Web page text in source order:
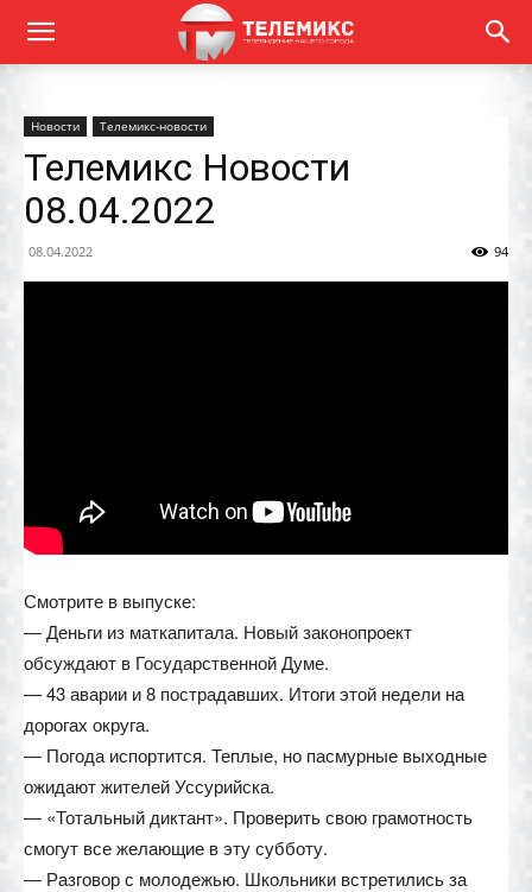
Новости Телемикс-новости
Телемикс Новости
08.04.2022
08.04.2022 94
Смотрите в выпуске:
— Деньги из маткапитала. Новый законопроект
обсуждают в Государственной Думе.
— 43 аварии и 8 пострадавших. Итоги этой недели на
дорогах округа.
— Погода испортится. Теплые, но пасмурные выходные
ожидают жителей Уссурийска.
— «Тотальный диктант». Проверить свою грамотность
смогут все желающие в эту субботу.
— Разговор с молодежью. Школьники встретились за